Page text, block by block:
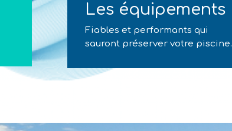
Les équipements
Fiables et performants qui
sauront préserver votre piscine.